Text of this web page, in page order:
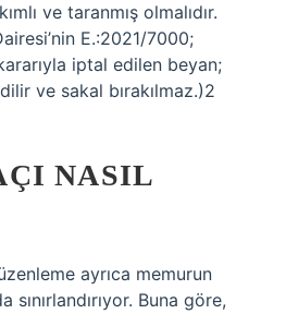
ve taranmış olmalıdır.
E.:2021/7000;
iptal edilen beyan;
ve sakal bırakılmaz.)2
NASIL
ayrıca memurun
sınırlandırıyor. Buna göre,